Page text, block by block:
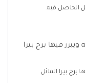
الحاصل فيه.
برج بيزا المائل